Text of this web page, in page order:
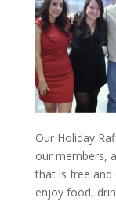
Our Holiday
our members,
that is free and
enjoy food,